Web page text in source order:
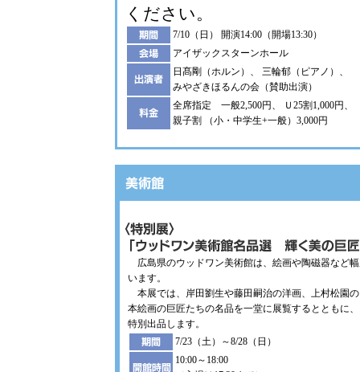
ください。
7/10（日） 開演14:00（開場13:30）
アイザックスターンホール
日髙剛（ホルン）、 三輪郁（ピアノ）、
みやざきほるんの会（賛助出演）
全席指定 一般2,500円、 Ｕ25割1,000円、
親子割 （小・中学生+一般）3,000円
広島県のウッドワン美術館は、絵画や陶磁器など
います。
本展では、岸田劉生や藤田嗣治の洋画、上村松園
本絵画の巨匠たちの名品を一堂に展覧するとともに
特別出品します。
7/23（土）～8/28（日）
10:00～18:00